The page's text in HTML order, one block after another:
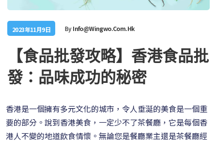
2023年11月9日 ByInfo@wingwo.com.hk
【食品批發攻略】香港食品批
發：品味成功的秘密
香港是一個擁有多元文化的城市，令人垂涎的美食是一個重
要的部分。說到香港美食，一定少不了茶餐廳，它是每個香
港人不變的地道飲食情懷。無論您是餐廳業主還是茶餐廳經